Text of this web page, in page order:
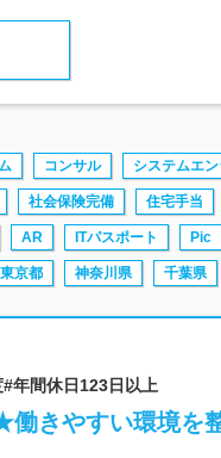
コンサル システムエ
社会保険完備 住宅手当
AR ITパスポート Pic
東京都 神奈川県 千葉県
年間休日123日以上
働きやすい環境を